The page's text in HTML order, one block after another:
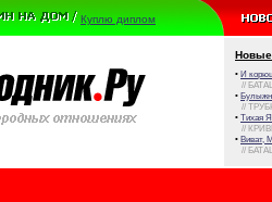
Куплю диплом
Новые
• И
//
•
//
• Тихая
//
• Виват,
//